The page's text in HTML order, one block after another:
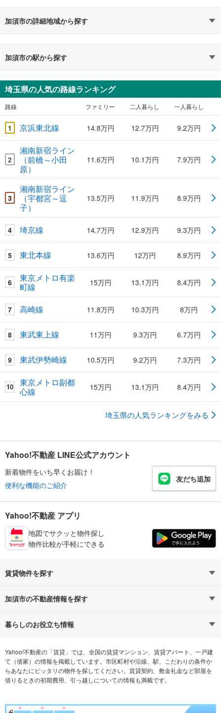
加須市の詳細地域から探す
加須市の駅から探す
埼玉県の人気の路線ランキング
路線 ファミリー 二人暮らし 一人暮らし
1 京浜東北線 14.8万円 12.7万円 9.2万円
2
湘南新宿ライン
（前橋～小田
原）
11.6万円 10.1万円 7.9万円
3
湘南新宿ライン
（宇都宮～逗
子）
13.5万円 11.9万円 8.9万円
4 埼京線 14.7万円 12.9万円 9.3万円
5 東北本線 13.6万円 12万円 8.9万円
6
東京メトロ有楽
町線
15万円 13.1万円 8.4万円
7 高崎線 11.8万円 10.3万円 8万円
8 東武東上線 11万円 9.3万円 6.7万円
9 東武伊勢崎線 10.5万円 9.2万円 7.3万円
10
東京メトロ副都
心線
15万円 13.1万円 8.4万円
埼玉県の人気ランキングをみる
Yahoo!不動産 LINE公式アカウント
新着物件をいち早くお届け！
便利な機能のご紹介
友だち追加
Yahoo!不動産 アプリ
地図でサクッと物件探し
物件比較が手軽にできる
賃貸物件を探す
路線・駅から探す
通勤時間から探す
不動産会社から探す 希望の条件から探す
テーマから探す ランキングから探す
加須市の不動産情報を探す
不動産・住宅
新築マンション 中古マンション
新築一戸建て 中古一戸建て
注文住宅 土地
暮らしのお役立ち情報
マンションカタログ 教えて！住まいの先生
Yahoo!不動産の「賃貸」では、全国の賃貸マンション、賃貸アパート、一戸建
て（借家）の情報を掲載しています。市区町村や沿線、駅、こだわりの条件か
らあなたにピッタリの物件を探してください。賃貸契約、敷金礼金など部屋を
借りるときの初期費用、引っ越しについての情報も満載です。